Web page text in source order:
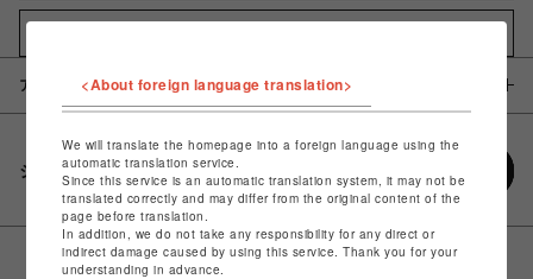
アイテム説明 / 素材
シェアする
<About foreign language translation>
We will translate the homepage into a foreign language using the
automatic translation service.
Since this service is an automatic translation system, it may not be
translated correctly and may differ from the original content of the
page before translation.
In addition, we do not take any responsibility for any direct or
indirect damage caused by using this service. Thank you for your
understanding in advance.